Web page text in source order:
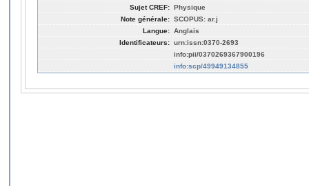
Sujet CREF: Physique
Note générale: SCOPUS: ar.j
Langue: Anglais
Identificateurs: urn:issn:0370-2693
info:pii/0370269367900196
info:scp/49949134855